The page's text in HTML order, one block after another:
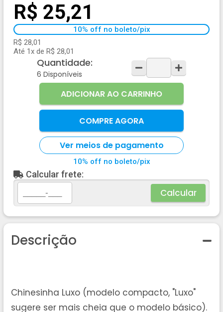
R$ 25,21
10% off no boleto/pix
R$ 28,01
Até 1x de R$ 28,01
Quantidade:
6 Disponíveis
ADICIONAR AO CARRINHO
COMPRE AGORA
Ver meios de pagamento
10% off no boleto/pix
Calcular frete:
Calcular
Descrição
Chinesinha Luxo (modelo compacto, "Luxo"
sugere ser mais cheia que o modelo básico).